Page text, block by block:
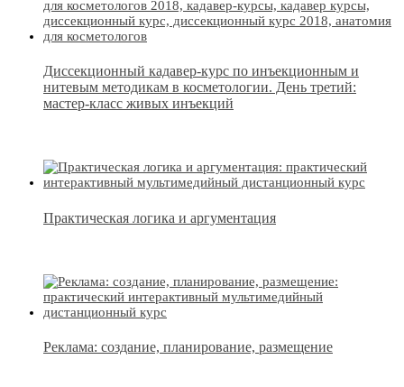
Диссекционный кадавер-курс по инъекционным и
нитевым методикам в косметологии. День третий:
мастер-класс живых инъекций
Практическая логика и аргументация
Реклама: создание, планирование, размещение